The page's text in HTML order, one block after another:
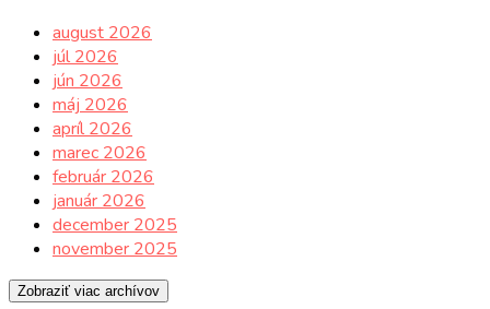
august 2026
júl 2026
jún 2026
máj 2026
apríl 2026
marec 2026
február 2026
január 2026
december 2025
november 2025
Zobraziť viac archívov